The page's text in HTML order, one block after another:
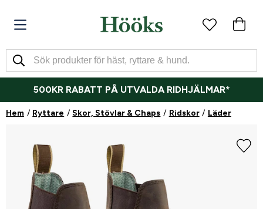
500KR RABATT PÅ UTVALDA RIDHJÄLMAR*
Hem Ryttare Skor, Stövlar & Chaps Ridskor Läder